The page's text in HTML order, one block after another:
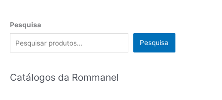
Pesquisa
Pesquisa
Catálogos da Rommanel